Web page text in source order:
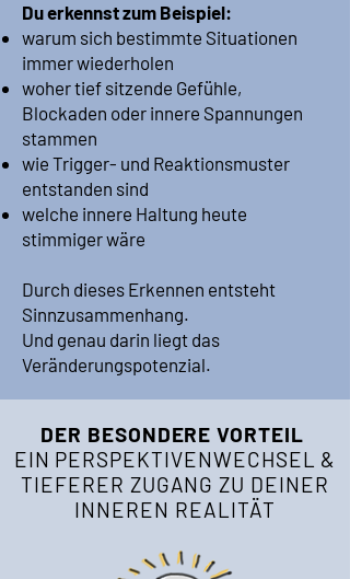
Du erkennst zum Beispiel:
warum sich bestimmte Situationen
immer wiederholen
woher tief sitzende Gefühle,
Blockaden oder innere Spannungen
stammen
wie Trigger- und Reaktionsmuster
entstanden sind
welche innere Haltung heute
stimmiger wäre
Durch dieses Erkennen entsteht
Sinnzusammenhang.
Und genau darin liegt das
Veränderungspotenzial.
DER BESONDERE VORTEIL
EIN PERSPEKTIVENWECHSEL &
TIEFERER ZUGANG ZU DEINER
INNEREN REALITÄT